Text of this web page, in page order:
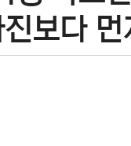
보다